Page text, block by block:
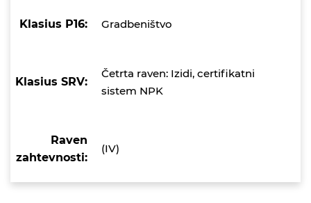
Klasius P16: Gradbeništvo
Klasius SRV:
Četrta raven: Izidi, certifikatni
sistem NPK
Raven
zahtevnosti:
(IV)